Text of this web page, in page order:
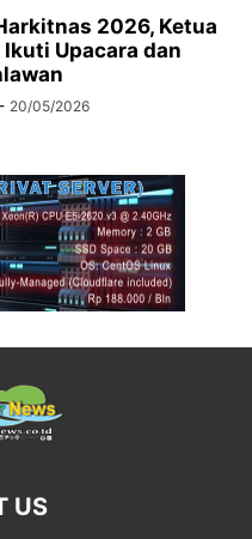
2026, Ketua
Ikuti Upacara dan
- 20/05/2026
US